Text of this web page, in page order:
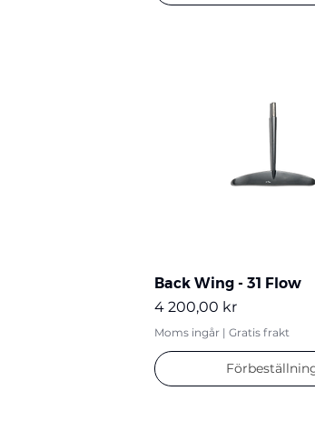
Back Wing - 31 Flow
Pris
4 200,00 kr
Moms ingår | Gratis frakt